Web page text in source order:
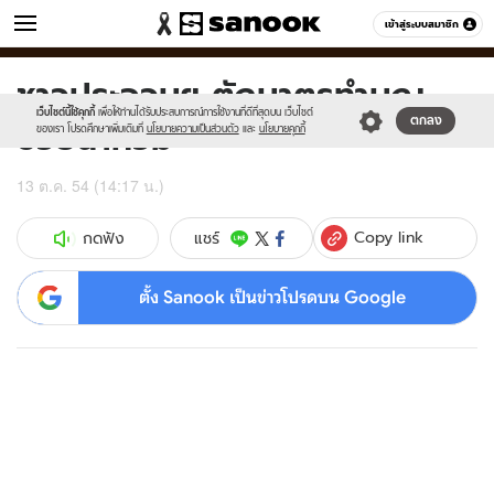
เข้าสู่ระบบสมาชิก
ข่าว หมวดอื่นๆ
เว็บไซต์นี้ใช้คุกกี้ เพื่อให้ท่านได้รับประสบการณ์การใช้งานที่ดีที่สุดบน เว็บไซต์
ของเรา โปรดศึกษาเพิ่มเติมที่ นโยบายความเป็นส่วนตัว และ นโยบายคุกกี้
ตกลง
Sanook
//s.isanook.com/sr/0/images/logo-
new-
sanook.png
600
60
ชาวประจวบฯ ตักบาตรทำบุญ
ช่วยน้ำท่วม
13 ต.ค. 54 (14:17 น.)
กดฟัง แชร์ Copy link
ตั้ง Sanook เป็นข่าวโปรดบน Google